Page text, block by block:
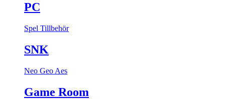
PC
Spel Tillbehör
SNK
Neo Geo Aes
Game Room